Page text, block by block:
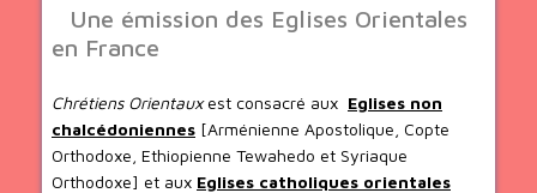
Une émission des Eglises Orientales
en France
Chrétiens Orientauxest consacré aux Eglises non
chalcédoniennes [Arménienne Apostolique, Copte
Orthodoxe, Ethiopienne Tewahedo et Syriaque
Orthodoxe] et aux Eglises catholiques orientales